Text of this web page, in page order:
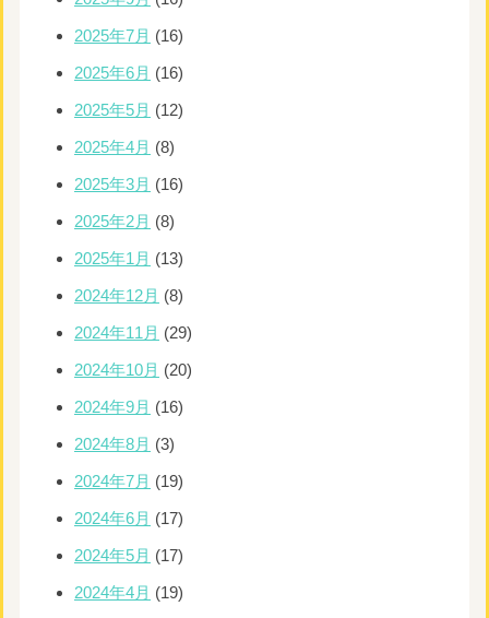
2025年7月 (16)
2025年6月 (16)
2025年5月 (12)
2025年4月 (8)
2025年3月 (16)
2025年2月 (8)
2025年1月 (13)
2024年12月 (8)
2024年11月 (29)
2024年10月 (20)
2024年9月 (16)
2024年8月 (3)
2024年7月 (19)
2024年6月 (17)
2024年5月 (17)
2024年4月 (19)